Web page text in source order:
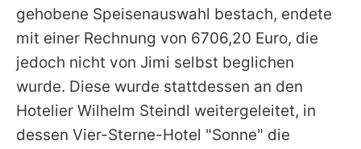
Datenschutzerklärung
Nutzungsbedingungen
Utiq verwalten
gehobene Speisenauswahl bestach, endete
mit einer Rechnung von 6706,20 Euro, die
jedoch nicht von Jimi selbst beglichen
wurde. Diese wurde stattdessen an den
Hotelier Wilhelm Steindl weitergeleitet, in
dessen Vier-Sterne-Hotel "Sonne" die